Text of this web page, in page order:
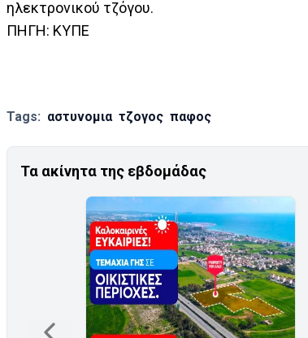
ηλεκτρονικού τζόγου.
ΠΗΓΗ: ΚΥΠΕ
Tags: αστυνομια τζογος παφος
Τα ακίνητα της εβδομάδας